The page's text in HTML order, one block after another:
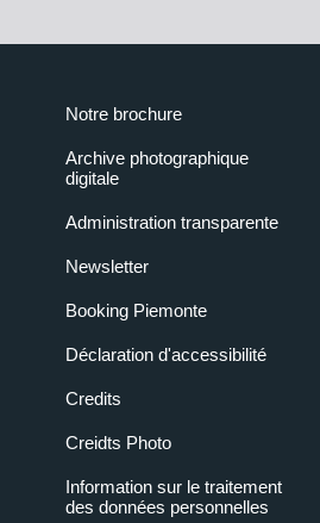
Notre brochure
Archive photographique
digitale
Administration transparente
Newsletter
Booking Piemonte
Déclaration d'accessibilité
Credits
Creidts Photo
Information sur le traitement
des données personnelles